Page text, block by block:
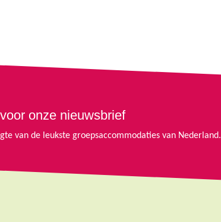
onze nieuwsbrief
van de leukste groepsaccommodaties van Nederland.